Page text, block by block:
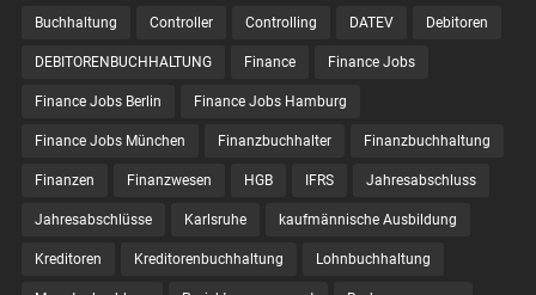
Buchhaltung Controller Controlling DATEV Debitoren
DEBITORENBUCHHALTUNG Finance Finance Jobs
Finance Jobs Berlin Finance Jobs Hamburg
Finance Jobs München Finanzbuchhalter Finanzbuchhaltung
Finanzen Finanzwesen HGB IFRS Jahresabschluss
Jahresabschlüsse Karlsruhe kaufmännische Ausbildung
Kreditoren Kreditorenbuchhaltung Lohnbuchhaltung